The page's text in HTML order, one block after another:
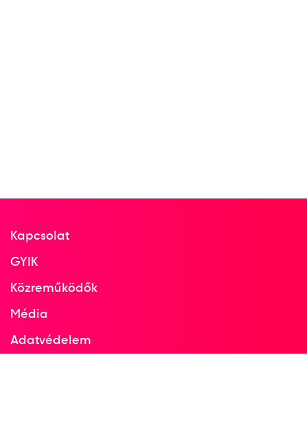
Kapcsolat
GYIK
Közreműködők
Média
Adatvédelem